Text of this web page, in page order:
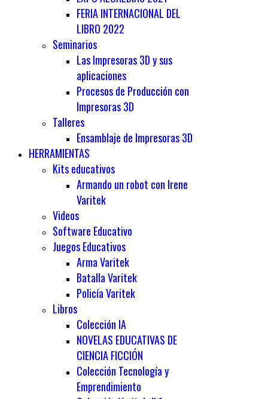
FERIA INTERNACIONAL DEL
LIBRO 2022
Seminarios
Las Impresoras 3D y sus
aplicaciones
Procesos de Producción con
Impresoras 3D
Talleres
Ensamblaje de Impresoras 3D
HERRAMIENTAS
Kits educativos
Armando un robot con Irene
Varitek
Videos
Software Educativo
Juegos Educativos
Arma Varitek
Batalla Varitek
Policía Varitek
Libros
Colección IA
NOVELAS EDUCATIVAS DE
CIENCIA FICCIÓN
Colección Tecnología y
Emprendimiento